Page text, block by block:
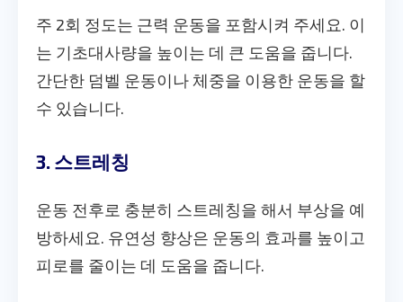
주 2회 정도는 근력 운동을 포함시켜 주세요. 이
는 기초대사량을 높이는 데 큰 도움을 줍니다.
간단한 덤벨 운동이나 체중을 이용한 운동을 할
수 있습니다.
3. 스트레칭
운동 전후로 충분히 스트레칭을 해서 부상을 예
방하세요. 유연성 향상은 운동의 효과를 높이고
피로를 줄이는 데 도움을 줍니다.